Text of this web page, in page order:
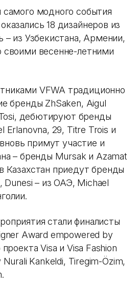
модного события
18 дизайнеров из
– из Узбекистана, Армении,
весенне-летними
VFWA традиционно
бренды ZhSaken, Aigul
дебютируют бренды
Erlanovna, 29, Titre Trois и
примут участие и
– бренды Mursak и Azamat
Казахстан приедут бренды
Dunesi – из ОАЭ, Michael
стали финалисты
Аward empowered by
Visa и Visa Fashion
Kankeldi, Tiregim-Özim,